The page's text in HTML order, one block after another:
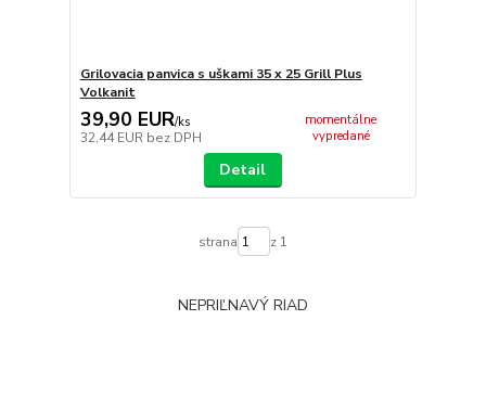
Grilovacia panvica s uškami 35 x 25 Grill Plus
Volkanit
39,90 EUR/ks
32,44 EUR bez DPH
momentálne
vypredané
Detail
strana z 1
NEPRIĽNAVÝ RIAD